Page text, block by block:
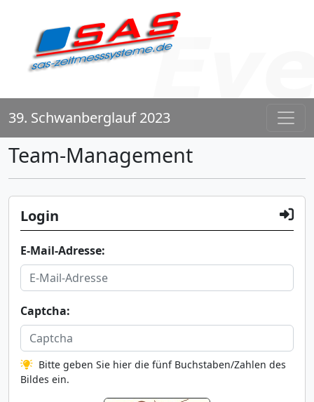
39. Schwanberglauf 2023
Team-Management
Login
E-Mail-Adresse:
Captcha:
Bitte geben Sie hier die fünf Buchstaben/Zahlen des
Bildes ein.